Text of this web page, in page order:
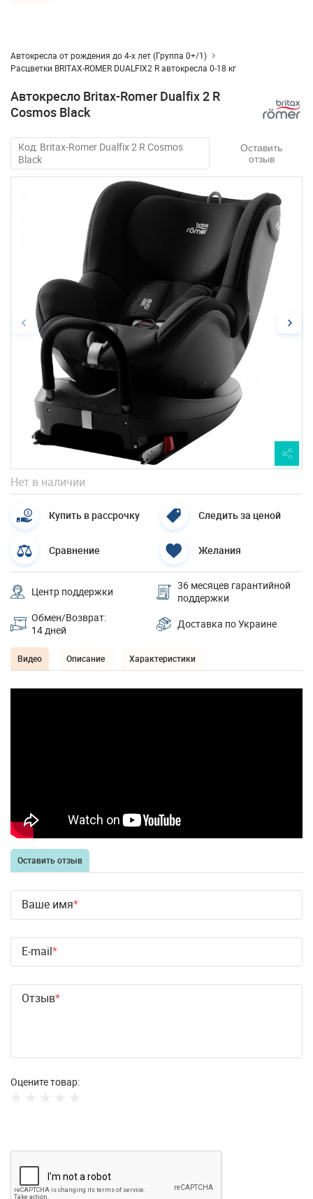
Автокресла от рождения до 4-х лет (Группа 0+/1)
Расцветки BRITAX-ROMER DUALFIX2 R автокресла 0-18 кг
Автокресло Britax-Romer Dualfix 2 R
Cosmos Black
Код: Britax-Romer Dualfix 2 R Cosmos
Black
Оставить
отзыв
Нет в наличии
Купить в рассрочку Следить за ценой
Сравнение Желания
Центр поддержки
36 месяцев гарантийной
поддержки
Обмен/Возврат:
14 дней
Доставка по Украине
Видео Описание Характеристики
Оставить отзыв
Ваше имя
E-mail
Отзыв
Оцените товар: